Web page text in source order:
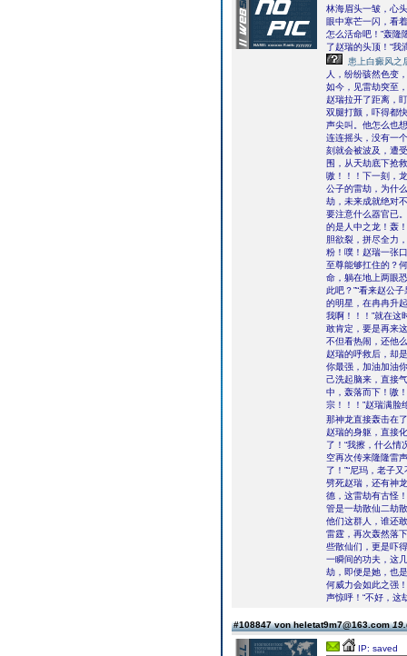
林海眉头一皱，心
眼中寒芒一闪，看
怎么活命吧！”轰隆
了赵瑞的头顶！“我
患上白癜风之
人，纷纷骇然色变
如今，见雷劫突至
赵瑞拉开了距离，
双腿打颤，吓得都
声尖叫。他怎么也
连连摇头，没有一
刻就会被波及，遭
围，从天劫底下抢
嗷！！！下一刻，
公子的雷劫，为什
劫，未来成就绝对
要注意什么器官已
的是人中之龙！轰
胆欲裂，拼尽全力
粉！噗！赵瑞一张
至尊能够扛住的？
命，躺在地上两眼
此吧？”“看来赵公
的明星，在冉冉升
我啊！！！”就在这
敢肯定，要是再来
不但看热闹，还他
赵瑞的呼救后，却
你最强，加油加油
己洗起脑来，直接
中，轰落而下！嗷
宗！！！”赵瑞满脸
那神龙直接轰击在
赵瑞的身躯，直接
了！“我擦，什么情
空再次传来隆隆雷
了！”“尼玛，老子
劈死赵瑞，还有神
德，这雷劫有古怪
管是一劫散仙二劫
他们这群人，谁还
雷霆，再次轰然落
些散仙们，更是吓
一瞬间的功夫，这
劫，即便是她，也
何威力会如此之强
声惊呼！“不好，这
#108847 von heletat9m7@163.com
IP: saved